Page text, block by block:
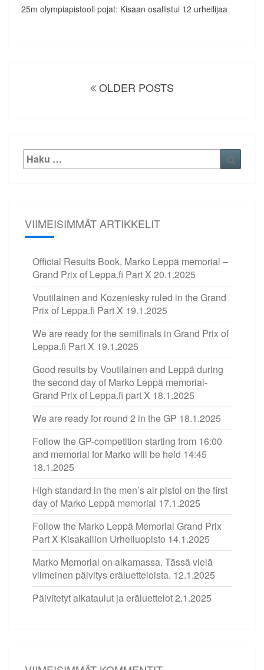
25m olympiapistooli pojat: Kisaan osallistui 12 urheilijaa
OLDER POSTS
Etsi:
VIIMEISIMMÄT ARTIKKELIT
Official Results Book, Marko Leppä memorial –
Grand Prix of Leppa.fi Part X 20.1.2025
Voutilainen and Kozeniesky ruled in the Grand
Prix of Leppa.fi Part X 19.1.2025
We are ready for the semifinals in Grand Prix of
Leppa.fi Part X 19.1.2025
Good results by Voutilainen and Leppä during
the second day of Marko Leppä memorial-
Grand Prix of Leppa.fi part X 18.1.2025
We are ready for round 2 in the GP 18.1.2025
Follow the GP-competition starting from 16:00
and memorial for Marko will be held 14:45
18.1.2025
High standard in the men’s air pistol on the first
day of Marko Leppä memorial 17.1.2025
Follow the Marko Leppä Memorial Grand Prix
Part X Kisakallion Urheiluopisto 14.1.2025
Marko Memorial on alkamassa. Tässä vielä
viimeinen päivitys eräluetteloista. 12.1.2025
Päivitetyt aikataulut ja eräluettelot2.1.2025